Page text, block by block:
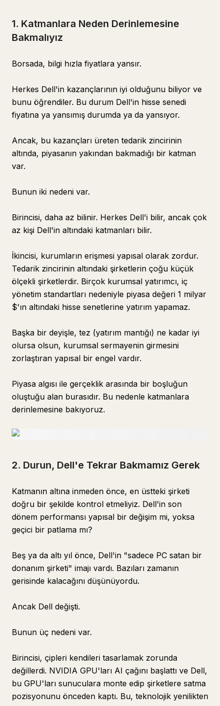
1. Katmanlara Neden Derinlemesine
Bakmalıyız
Borsada, bilgi hızla fiyatlara yansır.
Herkes Dell'in kazançlarının iyi olduğunu biliyor ve
bunu öğrendiler. Bu durum Dell'in hisse senedi
fiyatına ya yansımış durumda ya da yansıyor.
Ancak, bu kazançları üreten tedarik zincirinin
altında, piyasanın yakından bakmadığı bir katman
var.
Bunun iki nedeni var.
Birincisi, daha az bilinir. Herkes Dell'i bilir, ancak çok
az kişi Dell'in altındaki katmanları bilir.
İkincisi, kurumların erişmesi yapısal olarak zordur.
Tedarik zincirinin altındaki şirketlerin çoğu küçük
ölçekli şirketlerdir. Birçok kurumsal yatırımcı, iç
yönetim standartları nedeniyle piyasa değeri 1 milyar
$'ın altındaki hisse senetlerine yatırım yapamaz.
Başka bir deyişle, tez (yatırım mantığı) ne kadar iyi
olursa olsun, kurumsal sermayenin girmesini
zorlaştıran yapısal bir engel vardır.
Piyasa algısı ile gerçeklik arasında bir boşluğun
oluştuğu alan burasıdır. Bu nedenle katmanlara
derinlemesine bakıyoruz.
2. Durun, Dell'e Tekrar Bakmamız Gerek
Katmanın altına inmeden önce, en üstteki şirketi
doğru bir şekilde kontrol etmeliyiz. Dell'in son
dönem performansı yapısal bir değişim mi, yoksa
geçici bir patlama mı?
Beş ya da altı yıl önce, Dell'in "sadece PC satan bir
donanım şirketi" imajı vardı. Bazıları zamanın
gerisinde kalacağını düşünüyordu.
Ancak Dell değişti.
Bunun üç nedeni var.
Birincisi, çipleri kendileri tasarlamak zorunda
değillerdi. NVIDIA GPU'ları AI çağını başlattı ve Dell,
bu GPU'ları sunuculara monte edip şirketlere satma
pozisyonunu önceden kaptı. Bu, teknolojik yenilikten